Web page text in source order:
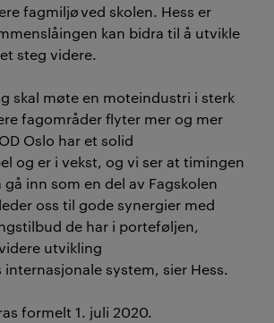
fagmiljø ved skolen. Hess er
kan bidra til å utvikle
steg videre.
skal møte en moteindustri i sterk
fagområder flyter mer og mer
Oslo har et solid
og er i vekst, og vi ser at timingen
inn som en del av Fagskolen
oss til gode synergier med
de har i porteføljen,
utvikling
internasjonale system, sier Hess.
formelt 1. juli 2020.